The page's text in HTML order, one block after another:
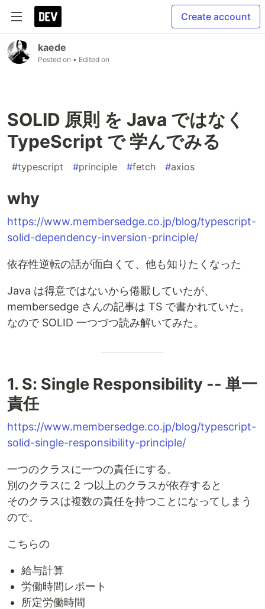
Create account
kaede
Posted on • Edited on
SOLID 原則 を Java ではなく
TypeScript で 学んでみる
#typescript #principle #fetch #axios
why
https://www.membersedge.co.jp/blog/typescript-
solid-dependency-inversion-principle/
依存性逆転の話が面白くて、他も知りたくなった
Java は得意ではないから倦厭していたが、
membersedge さんの記事は TS で書かれていた。
なので SOLID 一つづつ読み解いてみた。
1. S: Single Responsibility -- 単一
責任
https://www.membersedge.co.jp/blog/typescript-
solid-single-responsibility-principle/
一つのクラスに一つの責任にする。
別のクラスに 2 つ以上のクラスが依存すると
そのクラスは複数の責任を持つことになってしまう
ので。
こちらの
給与計算
労働時間レポート
所定労働時間